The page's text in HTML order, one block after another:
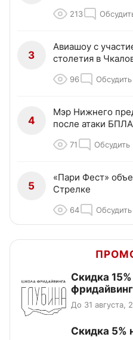
213
3
Авиашоу с
столетия в
96 Обсудить
4
Мэр Нижнего
после атаки БПЛА
71 Обсудить
5
«Пари Фест»
Стрелке
64 Обсудить
Скидка
До 31 августа,
Скидка 5%